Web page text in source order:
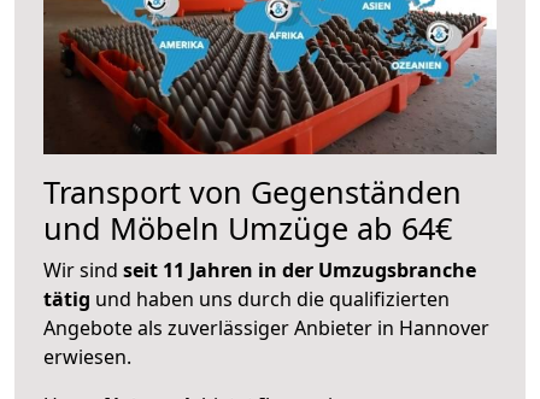
Transport von Gegenständen
und Möbeln Umzüge ab 64€
Wir sind seit 11 Jahren in der Umzugsbranche
tätig und haben uns durch die qualifizierten
Angebote als zuverlässiger Anbieter in Hannover
erwiesen.